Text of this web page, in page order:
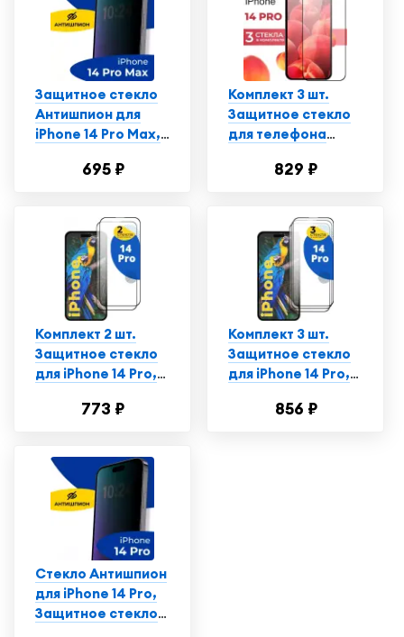
Защитное стекло
Антишпион для
iPhone 14 Pro Max,
стекло на Айфон 14
695 ₽
Комплект 3 шт.
Защитное стекло
для телефона
/ Глянцевое
олеофобным
покрытием на
смартфон Эпл
Айфон 14 Про
829 ₽
Комплект 2 шт.
Защитное стекло
для iPhone 14 Pro,
стекло на Айфон 14
773 ₽
Комплект 3 шт.
Защитное стекло
для iPhone 14 Pro,
стекло на Айфон 14
856 ₽
Стекло Антишпион
для iPhone 14 Pro,
Защитное стекло